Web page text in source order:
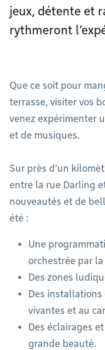
jeux, détente et
rythmeront
Que ce soit pour
terrasse, visiter vos
venez expérimenter
et de musiques.
Sur près d’un
entre la rue Darling
nouveautés et de
été :
Une
orchestrée par
Des zones
Des installations
vivantes et au
Des éclairages
grande beauté.